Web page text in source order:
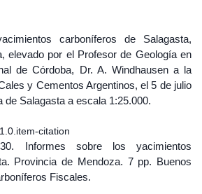
carboníferos de Salagasta,
elevado por el Profesor de Geología en
de Córdoba, Dr. A. Windhausen a la
y Cementos Argentinos, el 5 de julio
de Salagasta a escala 1:25.000.
citation
Informes sobre los yacimientos
Provincia de Mendoza. 7 pp. Buenos
Fiscales.